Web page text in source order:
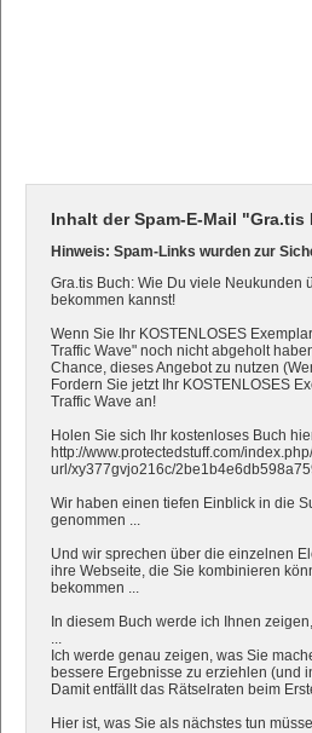
Inhalt der Spam-E-Mail "Gra.tis
Hinweis: Spam-Links wurden zur
Gra.tis Buch: Wie Du viele Neukunden
bekommen kannst!
Wenn Sie Ihr KOSTENLOSES
Traffic Wave" noch nicht abgeholt
Chance, dieses Angebot zu nutzen
Fordern Sie jetzt Ihr KOSTENLOSES
Traffic Wave an!
Holen Sie sich Ihr kostenloses Buch
http://www.protectedstuff.com/
url/xy377gvjo216c/
Wir haben einen tiefen Einblick in die
genommen ...
Und wir sprechen über die einzelnen
ihre Webseite, die Sie kombinieren
bekommen ...
In diesem Buch werde ich Ihnen
Ich werde genau zeigen, was Sie
bessere Ergebnisse zu erziehlen (und
Damit entfällt das Rätselraten beim
Hier ist, was Sie als nächstes tun